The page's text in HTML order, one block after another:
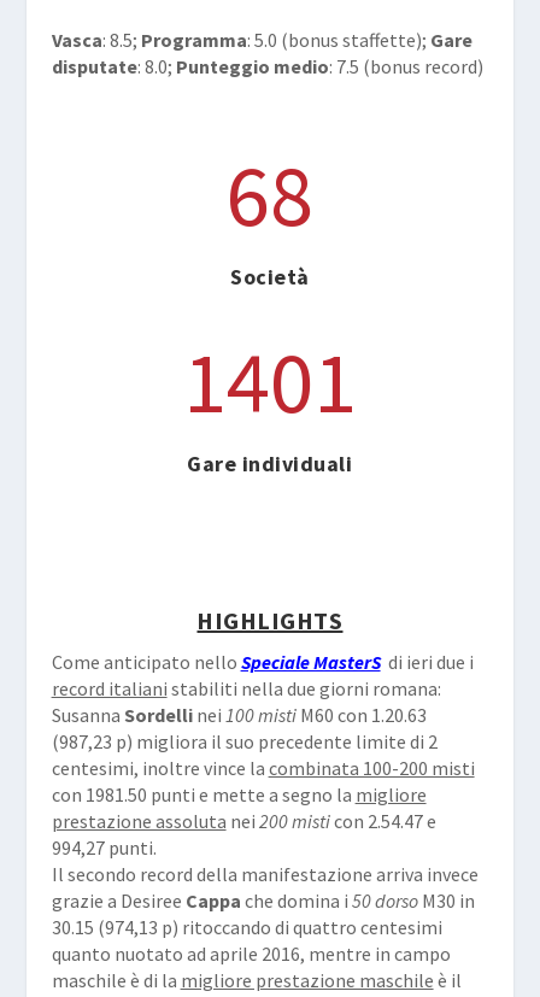
Vasca: 8.5; Programma: 5.0 (bonus staffette); Gare
disputate: 8.0; Punteggio medio: 7.5 (bonus record)
68
Società
1401
Gare individuali
HIGHLIGHTS
Come anticipato nello Speciale MasterSdi ieri due i
record italiani stabiliti nella due giorni romana:
Susanna Sordellinei 100 mistiM60 con 1.20.63
(987,23 p) migliora il suo precedente limite di 2
centesimi, inoltre vince la combinata 100-200 misti
con 1981.50 punti e mette a segno la migliore
prestazione assoluta nei 200 misticon 2.54.47 e
994,27 punti.
Il secondo record della manifestazione arriva invece
grazie a Desiree Cappa che domina i 50 dorsoM30 in
30.15 (974,13 p) ritoccando di quattro centesimi
quanto nuotato ad aprile 2016, mentre in campo
maschile è di la migliore prestazione maschile è il